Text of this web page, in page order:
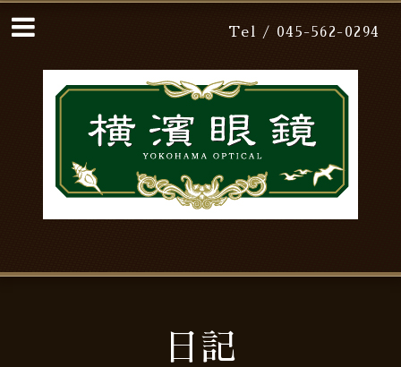
Tel / 045-562-0294
日記